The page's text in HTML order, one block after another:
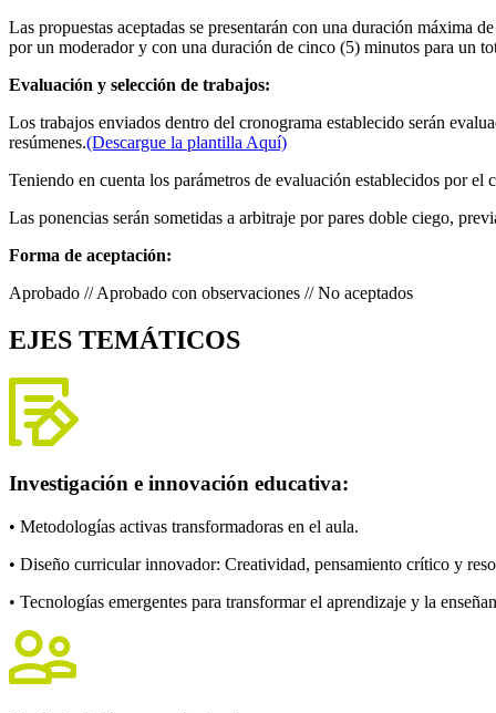
Las propuestas aceptadas se presentarán con una duración máxima
por un moderador y con una duración de cinco (5) minutos para un
Evaluación y selección de trabajos:
Los trabajos enviados dentro del cronograma establecido serán
resúmenes.(Descargue la plantilla Aquí)
Teniendo en cuenta los parámetros de evaluación establecidos por
Las ponencias serán sometidas a arbitraje por pares doble ciego,
Forma de aceptación:
Aprobado // Aprobado con observaciones // No aceptados
EJES TEMÁTICOS
Investigación e innovación educativa:
• Metodologías activas transformadoras en el aula.
• Diseño curricular innovador: Creatividad, pensamiento crítico y
• Tecnologías emergentes para transformar el aprendizaje y la